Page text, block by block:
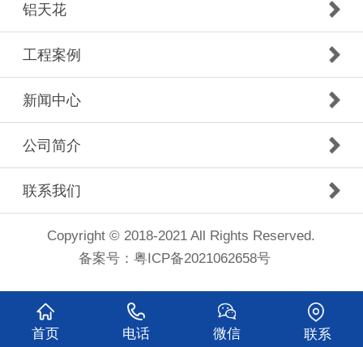
铝天花
工程案例
新闻中心
公司简介
联系我们
Copyright © 2018-2021 All Rights Reserved.
备案号： 粤ICP备2021062658号
首页 电话 微信 联系